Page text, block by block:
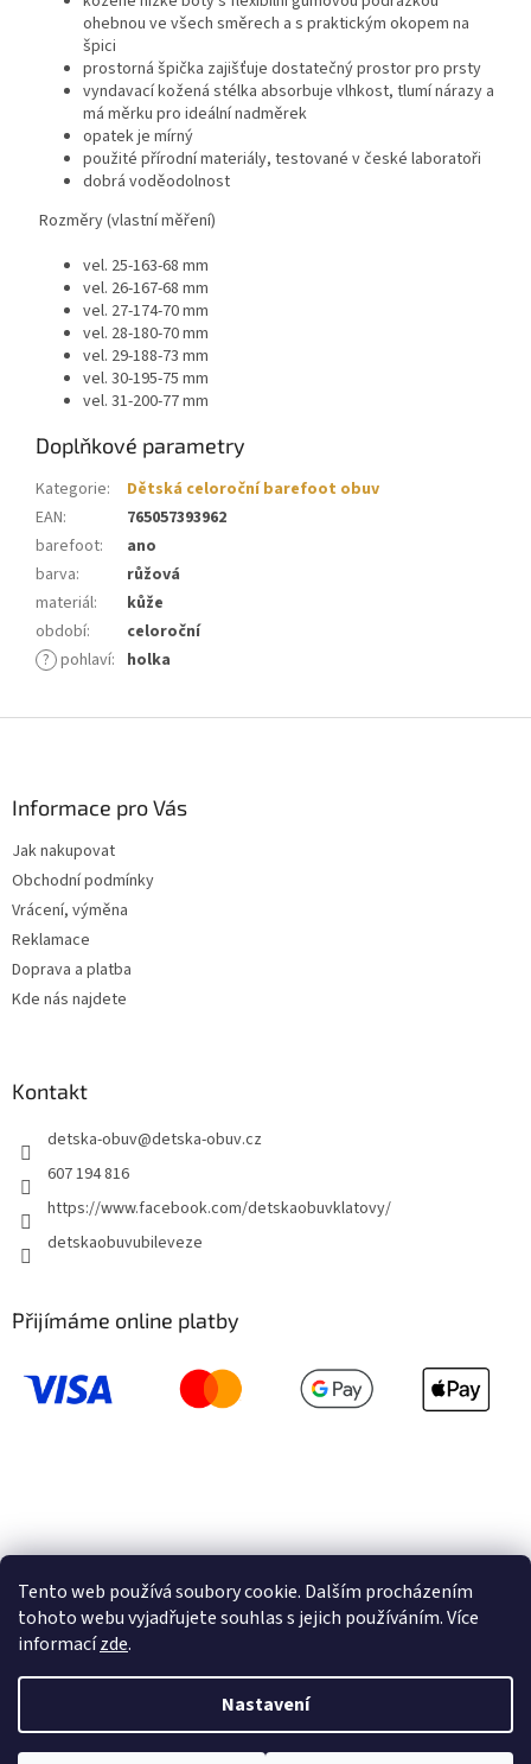
Tento web používá soubory cookie. Dalším procházením
tohoto webu vyjadřujete souhlas s jejich používáním. Více
informacízde.
Nastavení
ohebnou ve všech směrech a s praktickým okopem na
špici
prostorná špička zajišťuje dostatečný prostor pro prsty
vyndavací kožená stélka absorbuje vlhkost, tlumí nárazy a
má měrku pro ideální nadměrek
opatek je mírný
použité přírodní materiály, testované v české laboratoři
dobrá voděodolnost
Rozměry (vlastní měření)
vel. 25-163-68 mm
vel. 26-167-68 mm
vel. 27-174-70 mm
vel. 28-180-70 mm
vel. 29-188-73 mm
vel. 30-195-75 mm
vel. 31-200-77 mm
Doplňkové parametry
Kategorie:
Dětská celoroční barefoot obuv
EAN:
765057393962
barefoot:
ano
barva:
růžová
materiál:
kůže
období:
celoroční
? pohlaví: holka
Informace pro Vás
Jak nakupovat
Obchodní podmínky
Vrácení, výměna
Reklamace
Doprava a platba
Kde nás najdete
Kontakt
detska-obuv@detska-obuv.cz
607 194 816
https://www.facebook.com/detskaobuvklatovy/
detskaobuvubileveze
Přijímáme online platby